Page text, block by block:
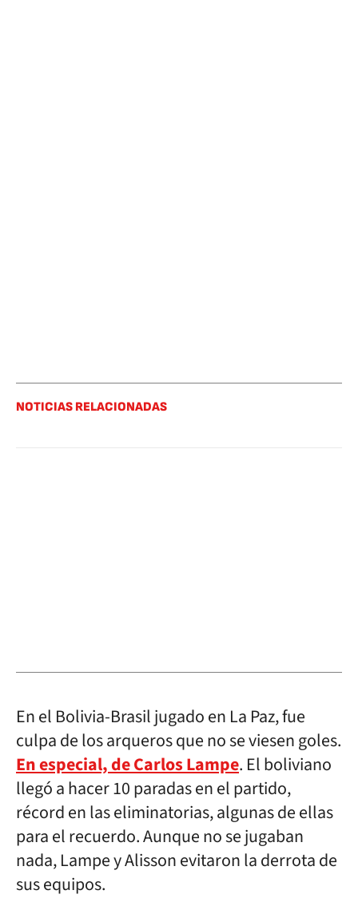
NOTICIAS RELACIONADAS
En el Bolivia-Brasil jugado en La Paz, fue
culpa de los arqueros que no se viesen goles.
En especial, de Carlos Lampe. El boliviano
llegó a hacer 10 paradas en el partido,
récord en las eliminatorias, algunas de ellas
para el recuerdo. Aunque no se jugaban
nada, Lampe y Alisson evitaron la derrota de
sus equipos.